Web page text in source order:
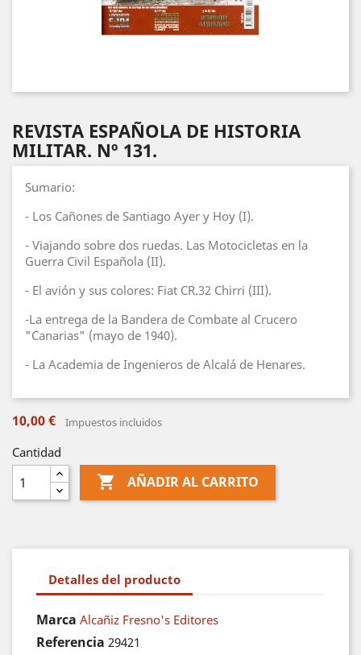
REVISTA ESPAÑOLA DE HISTORIA
MILITAR. Nº 131.
Sumario:
- Los Cañones de Santiago Ayer y Hoy (I).
- Viajando sobre dos ruedas. Las Motocicletas en la
Guerra Civil Española (II).
- El avión y sus colores: Fiat CR.32 Chirri (III).
-La entrega de la Bandera de Combate al Crucero
"Canarias" (mayo de 1940).
- La Academia de Ingenieros de Alcalá de Henares.
10,00 € Impuestos incluidos
Cantidad
 AÑADIR AL CARRITO
Detalles del producto
Marca Alcañiz Fresno's Editores
Referencia 29421